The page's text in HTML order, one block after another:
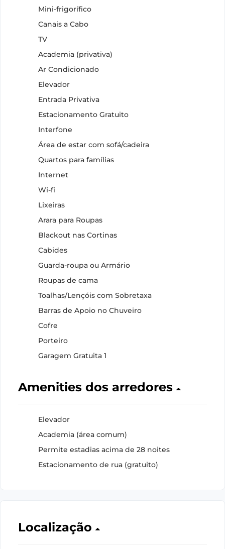
Mini-frigorífico
Canais a Cabo
TV
Academia (privativa)
Ar Condicionado
Elevador
Entrada Privativa
Estacionamento Gratuito
Interfone
Área de estar com sofá/cadeira
Quartos para famílias
Internet
Wi-fi
Lixeiras
Arara para Roupas
Blackout nas Cortinas
Cabides
Guarda-roupa ou Armário
Roupas de cama
Toalhas/Lençóis com Sobretaxa
Barras de Apoio no Chuveiro
Cofre
Porteiro
Garagem Gratuita 1
Amenities dos arredores
Elevador
Academia (área comum)
Permite estadias acima de 28 noites
Estacionamento de rua (gratuito)
Localização